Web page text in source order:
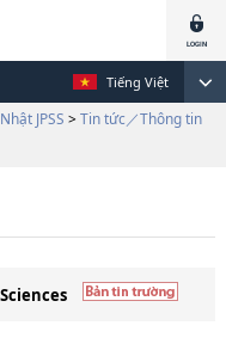
Tiếng Việt
JPSS > Tin tức／Thông tin